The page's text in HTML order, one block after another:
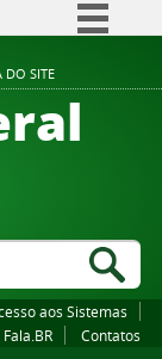
DO SITE
BR
aos Sistemas
Fala.BR Contatos